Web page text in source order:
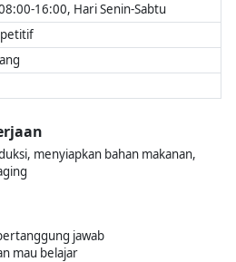
16:00, Hari Senin-Sabtu
menyiapkan bahan makanan,
jawab
mau belajar